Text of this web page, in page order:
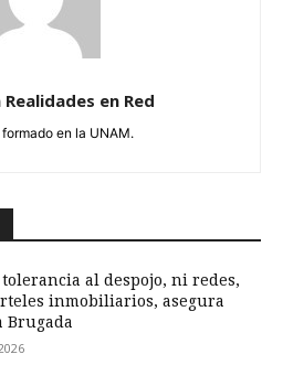
en Red
en la UNAM.
tolerancia al despojo, ni redes,
inmobiliarios, asegura
Brugada